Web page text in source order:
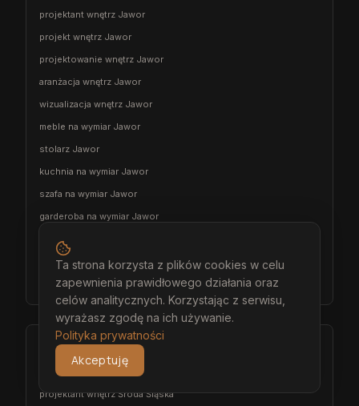
projektant wnętrz Jawor
projekt wnętrz Jawor
projektowanie wnętrz Jawor
aranżacja wnętrz Jawor
wizualizacja wnętrz Jawor
meble na wymiar Jawor
stolarz Jawor
kuchnia na wymiar Jawor
szafa na wymiar Jawor
garderoba na wymiar Jawor
wiatrołap na wymiar Jawor
meble łazienkowe na wymiar Jawor
meble pokojowe na wymiar Jawor
Środa Śląska
architekt wnętrz Środa Śląska
projektant wnętrz Środa Śląska
Ta strona korzysta z plików cookies w celu
zapewnienia prawidłowego działania oraz
celów analitycznych. Korzystając z serwisu,
wyrażasz zgodę na ich używanie.
Polityka prywatności
Akceptuję